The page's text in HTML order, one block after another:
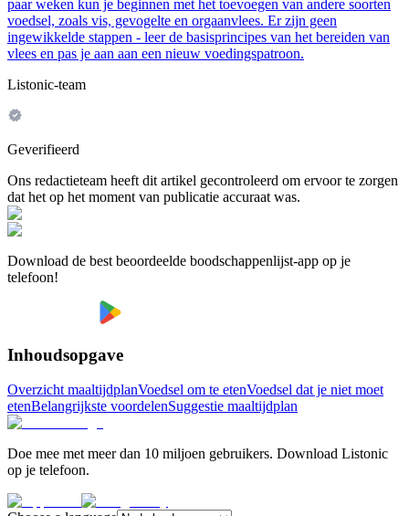
paar weken kun je beginnen met het toevoegen van andere soorten
voedsel, zoals vis, gevogelte en orgaanvlees. Er zijn geen
ingewikkelde stappen - leer de basisprincipes van het bereiden van
vlees en pas je aan aan een nieuw voedingspatroon.
Listonic-team
Geverifieerd
Ons redactieteam heeft dit artikel gecontroleerd om ervoor te zorgen
dat het op het moment van publicatie accuraat was.
Download de best beoordeelde boodschappenlijst-app op je
telefoon!
Inhoudsopgave
Overzicht maaltijdplanVoedsel om te etenVoedsel dat je niet moet
etenBelangrijkste voordelenSuggestie maaltijdplan
Doe mee met meer dan 10 miljoen gebruikers. Download Listonic
op je telefoon.